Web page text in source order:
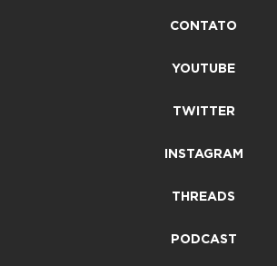
CONTATO
YOUTUBE
TWITTER
INSTAGRAM
THREADS
PODCAST